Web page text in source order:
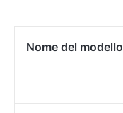
Nome del modello